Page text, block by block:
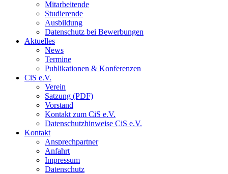
Mitarbeitende
Studierende
Ausbildung
Datenschutz bei Bewerbungen
Aktuelles
News
Termine
Publikationen & Konferenzen
CiS e.V.
Verein
Satzung (PDF)
Vorstand
Kontakt zum CiS e.V.
Datenschutzhinweise CiS e.V.
Kontakt
Ansprechpartner
Anfahrt
Impressum
Datenschutz